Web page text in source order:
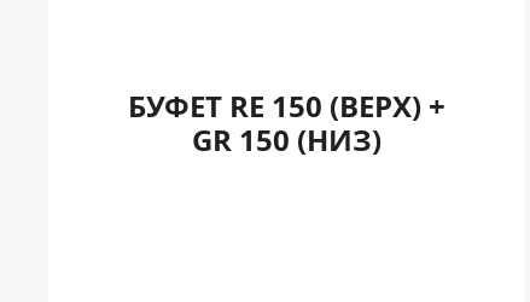
БУФЕТ RE 150 (ВЕРХ) +
GR 150 (НИЗ)